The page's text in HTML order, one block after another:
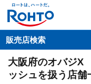
販売店検索
大阪府のオバジX
ッシュを扱う店舗